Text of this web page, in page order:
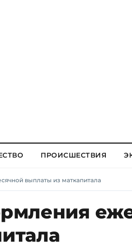
ПРОИСШЕСТВИЯ
выплаты из маткапитала